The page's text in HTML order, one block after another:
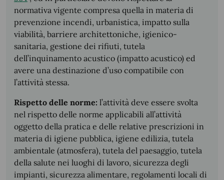
normativa vigente compresa quella in materia di
prevenzione incendi, urbanistica, impatto sulla
viabilità, barriere architettoniche, igienico-
sanitaria, gestione dei rifiuti, tutela
dell’inquinamento acustico (impatto acustico) ed
avere una destinazione d’uso compatibile con
l’attività stessa.
Rispetto delle norme: l’attività deve essere svolta
nel rispetto delle norme applicabili all’attività
oggetto della pratica e delle relative prescrizioni in
materia di igiene pubblica, igiene edilizia, tutela
ambientale (atmosfera), tutela del paesaggio, tutela
della salute nei luoghi di lavoro, sicurezza degli
impianti, sicurezza alimentare, regolamenti locali di